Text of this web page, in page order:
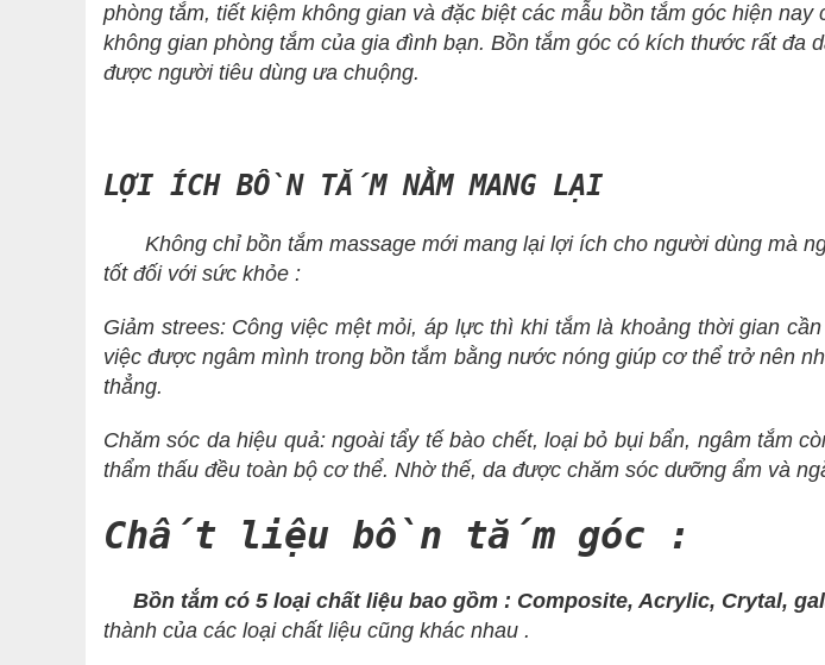
phòng tắm, tiết kiệm không gian và đặc biệt các mẫu bồn tắm góc hiện
không gian phòng tắm của gia đình bạn. Bồn tắm góc có kích thước rất
được người tiêu dùng ưa chuộng.
LỢI ÍCH BỒN TẮM NẰM MANG LẠI
Không chỉ bồn tắm massage mới mang lại lợi ích cho người dùng mà
tốt đối với sức khỏe :
Giảm strees: Công việc mệt mỏi, áp lực thì khi tắm là khoảng thời gian
việc được ngâm mình trong bồn tắm bằng nước nóng giúp cơ thể trở nên
thẳng.
Chăm sóc da hiệu quả: ngoài tẩy tế bào chết, loại bỏ bụi bẩn, ngâm tắm
thẩm thấu đều toàn bộ cơ thể. Nhờ thế, da được chăm sóc dưỡng ẩm và
Chất liệu bồn tắm góc :
Bồn tắm có 5 loại chất liệu bao gồm : Composite, Acrylic, Crytal,
thành của các loại chất liệu cũng khác nhau .